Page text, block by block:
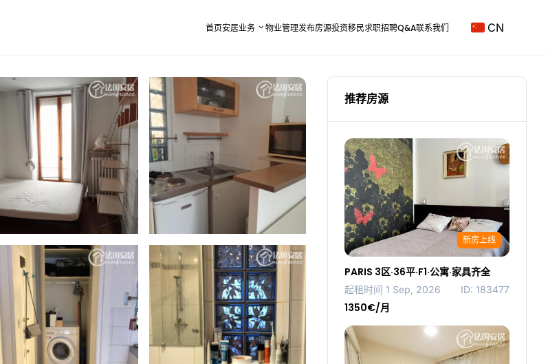
首页安居业务 物业管理发布房源投资移民求职招聘Q&A联系我们 CN
推荐房源
新房上线
PARIS 3区·36平·F1·公寓·家具齐全
起租时间 1 Sep, 2026 ID: 183477
1350€/月